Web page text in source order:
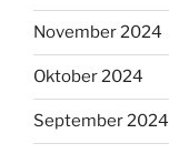
November 2024
Oktober 2024
September 2024